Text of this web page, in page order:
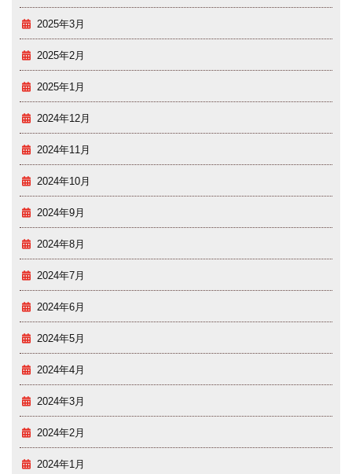
2025年3月
2025年2月
2025年1月
2024年12月
2024年11月
2024年10月
2024年9月
2024年8月
2024年7月
2024年6月
2024年5月
2024年4月
2024年3月
2024年2月
2024年1月